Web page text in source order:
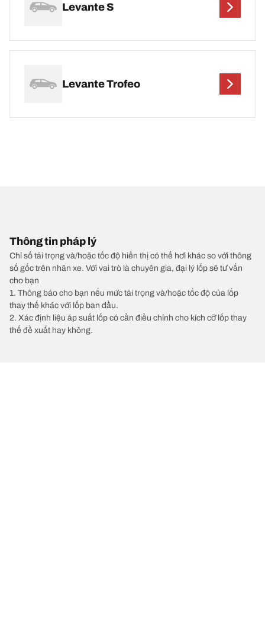
Levante S
Levante Trofeo
Thông tin pháp lý
Chỉ số tải trọng và/hoặc tốc độ hiển thị có thể hơi khác so với thông
số gốc trên nhãn xe. Với vai trò là chuyên gia, đại lý lốp sẽ tư vấn
cho bạn
1. Thông báo cho bạn nếu mức tải trọng và/hoặc tốc độ của lốp
thay thế khác với lốp ban đầu.
2. Xác định liệu áp suất lốp có cần điều chỉnh cho kích cỡ lốp thay
thế đề xuất hay không.